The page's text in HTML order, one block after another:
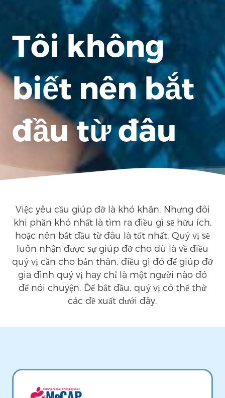
Tôi không
biết nên bắt
đầu từ đâu
Việc yêu cầu giúp đỡ là khó khăn. Nhưng đôi
khi phần khó nhất là tìm ra điều gì sẽ hữu ích,
hoặc nên bắt đầu từ đâu là tốt nhất. Quý vị sẽ
luôn nhận được sự giúp đỡ cho dù là về điều
quý vị cần cho bản thân, điều gì đó để giúp đỡ
gia đình quý vị hay chỉ là một người nào đó
để nói chuyện. Để bắt đầu, quý vị có thể thử
các đề xuất dưới đây.
Image